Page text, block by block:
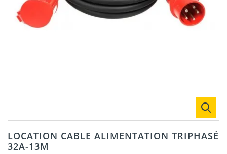
LOCATION CABLE ALIMENTATION TRIPHASÉ
32A-13M